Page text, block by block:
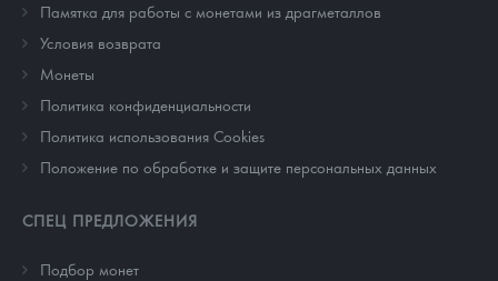
Памятка для работы с монетами из драгметаллов
Условия возврата
Монеты
Политика конфиденциальности
Политика использования Cookies
Положение по обработке и защите персональных данных
СПЕЦ ПРЕДЛОЖЕНИЯ
Подбор монет